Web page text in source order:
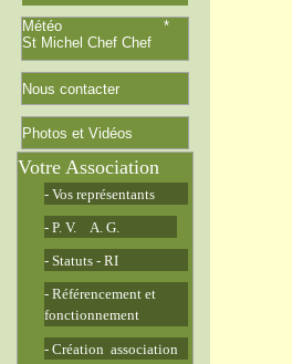
- Référencement et
fonctionnement
Météo *
St Michel Chef Chef
- Statuts - RI
- Création association
- Vos représentants
Votre Association
- P. V. A. G.
Nous contacter
Photos et Vidéos